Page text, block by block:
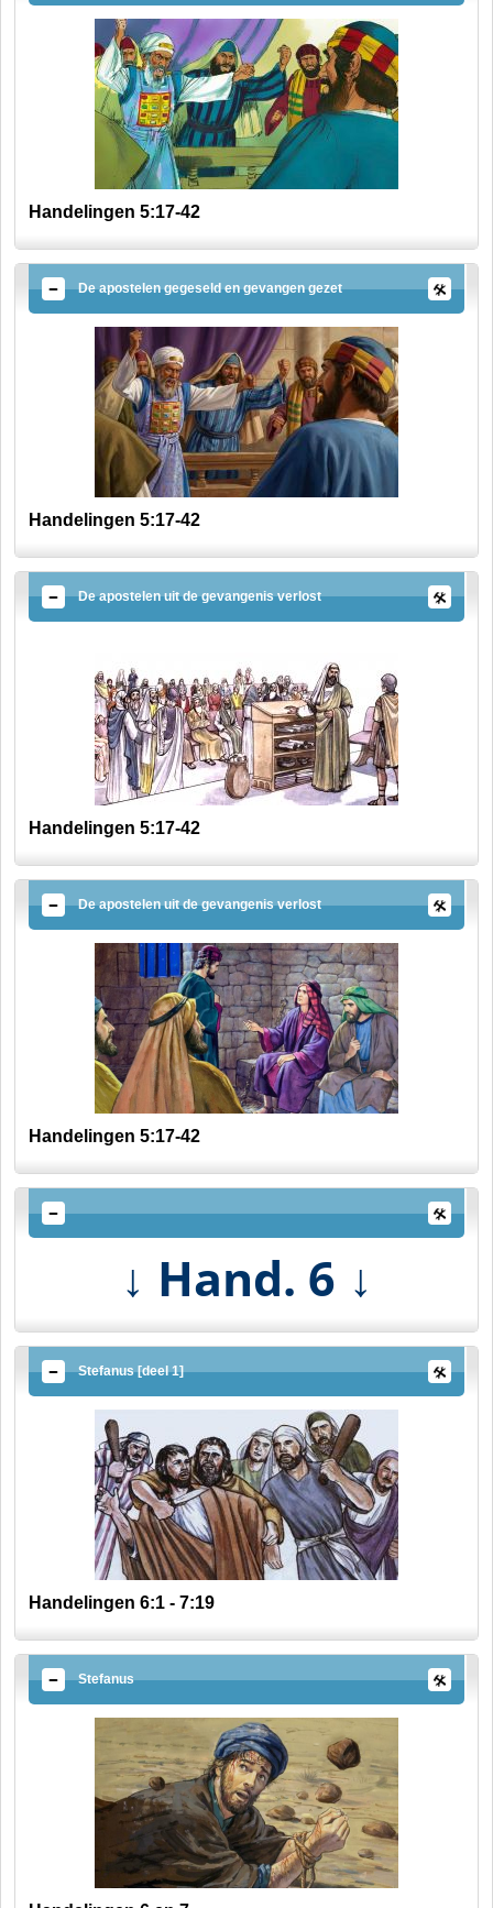
Handelingen 5:17-42
De apostelen gegeseld en gevangen gezet
Handelingen 5:17-42
De apostelen uit de gevangenis verlost
Handelingen 5:17-42
De apostelen uit de gevangenis verlost
Handelingen 5:17-42
↓ Hand. 6 ↓
Stefanus [deel 1]
Handelingen 6:1 - 7:19
Stefanus